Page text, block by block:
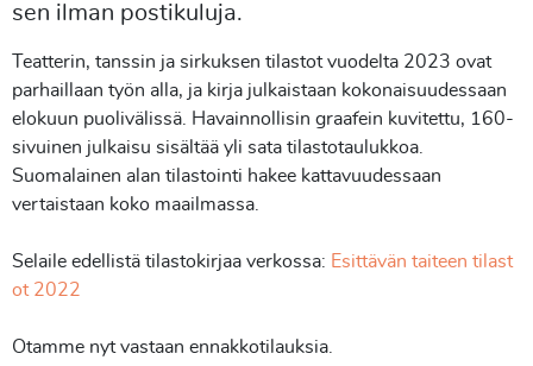
sen ilman postikuluja.
Teatterin, tanssin ja sirkuksen tilastot vuodelta 2023 ovat
parhaillaan työn alla, ja kirja julkaistaan kokonaisuudessaan
elokuun puolivälissä. Havainnollisin graafein kuvitettu, 160-
sivuinen julkaisu sisältää yli sata tilastotaulukkoa.
Suomalainen alan tilastointi hakee kattavuudessaan
vertaistaan koko maailmassa.
Selaile edellistä tilastokirjaa verkossa: Esittävän taiteen tilast
ot 2022
Otamme nyt vastaan ennakkotilauksia.